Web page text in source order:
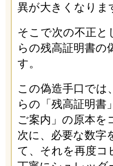
異が大きくなりま
そこで次の不正と
らの残高証明書の
す。
この偽造手口では
らの「残高証明書
ご案内」の原本を
次に、必要な数字
て、それを再度コ